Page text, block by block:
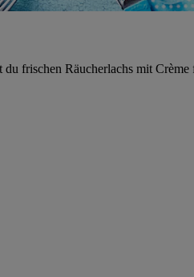
frischen Räucherlachs mit